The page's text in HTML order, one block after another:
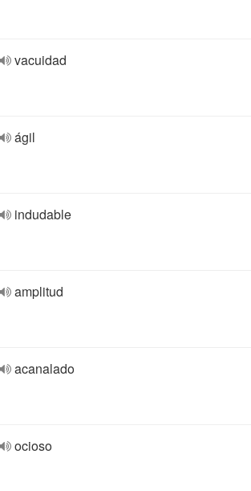
vacuidad
ágil
indudable
amplitud
acanalado
ocioso